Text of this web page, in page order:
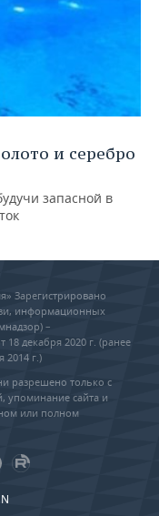
и серебро
запасной в
Зарегистрировано
информационных
–
декабря 2020 г. (ранее
2014 г.)
разрешено только с
упоминание сайта и
или полном